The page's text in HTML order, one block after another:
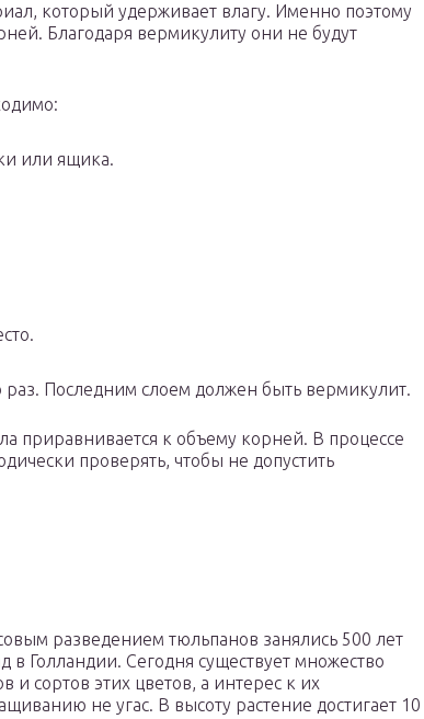
который удерживает влагу. Именно поэтому
Благодаря вермикулиту они не будут
или ящика.
раз. Последним слоем должен быть вермикулит.
приравнивается к объему корней. В процессе
проверять, чтобы не допустить
разведением тюльпанов занялись 500 лет
в Голландии. Сегодня существует множество
и сортов этих цветов, а интерес к их
не угас. В высоту растение достигает 10